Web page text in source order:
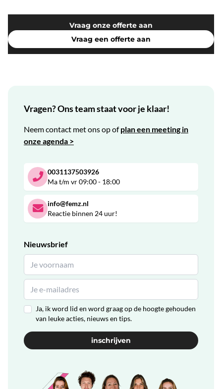
Vraag onze offerte aan
Vraag een offerte aan
Vragen? Ons team staat voor je klaar!
Neem contact met ons op ofplan een meeting in
onze agenda >
0031137503926
Ma t/m vr 09:00 - 18:00
info@femz.nl
Reactie binnen 24 uur!
Nieuwsbrief
Ja, ik word lid en word graag op de hoogte gehouden
van leuke acties, nieuws en tips.